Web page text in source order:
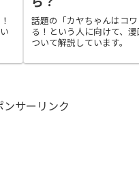
話題の「カヤちゃんはコ
る！という人に向けて、
ついて解説しています。
ンサーリンク